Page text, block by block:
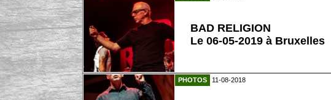
BAD RELIGION
Le 06-05-2019 à Bruxelles
PHOTOS 11-08-2018